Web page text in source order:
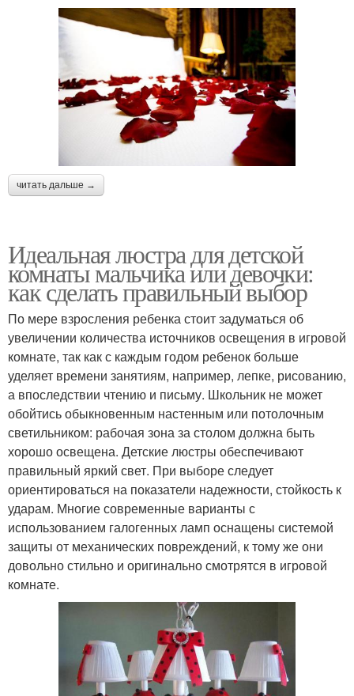
читать дальше →
Идеальная люстра для детской
комнаты мальчика или девочки:
как сделать правильный выбор
По мере взросления ребенка стоит задуматься об
увеличении количества источников освещения в игровой
комнате, так как с каждым годом ребенок больше
уделяет времени занятиям, например, лепке, рисованию,
а впоследствии чтению и письму. Школьник не может
обойтись обыкновенным настенным или потолочным
светильником: рабочая зона за столом должна быть
хорошо освещена. Детские люстры обеспечивают
правильный яркий свет. При выборе следует
ориентироваться на показатели надежности, стойкость к
ударам. Многие современные варианты с
использованием галогенных ламп оснащены системой
защиты от механических повреждений, к тому же они
довольно стильно и оригинально смотрятся в игровой
комнате.